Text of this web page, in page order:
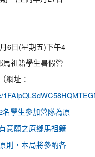
6日(星期五)下午4
馬祖籍學生暑假營
網址：
學生參加營隊為原
意願之原鄉馬祖籍
則，本局將參酌各